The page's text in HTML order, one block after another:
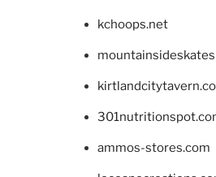
kchoops.net
ammos-stores.com